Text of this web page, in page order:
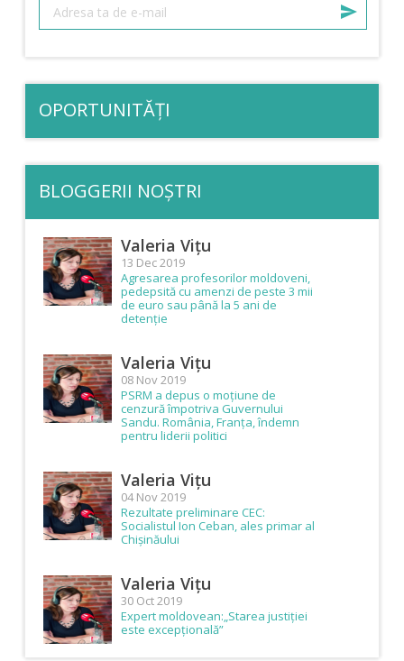
OPORTUNITĂȚI
BLOGGERII NOȘTRI
Valeria Vițu
13 Dec 2019
Agresarea profesorilor moldoveni,
pedepsită cu amenzi de peste 3 mii
de euro sau până la 5 ani de
detenție
Valeria Vițu
08 Nov 2019
PSRM a depus o moțiune de
cenzură împotriva Guvernului
Sandu. România, Franța, îndemn
pentru liderii politici
Valeria Vițu
04 Nov 2019
Rezultate preliminare CEC:
Socialistul Ion Ceban, ales primar al
Chișinăului
Valeria Vițu
30 Oct 2019
Expert moldovean:„Starea justiției
este excepțională”